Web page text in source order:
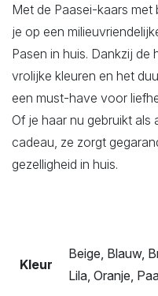
Met de Paasei-kaars met
je op een
Pasen in huis. Dankzij de
vrolijke kleuren en het
een must-have voor
Of je haar nu gebruikt
cadeau, ze zorgt
gezelligheid in huis.
Kleur
Beige, Blauw,
Lila, Oranje,